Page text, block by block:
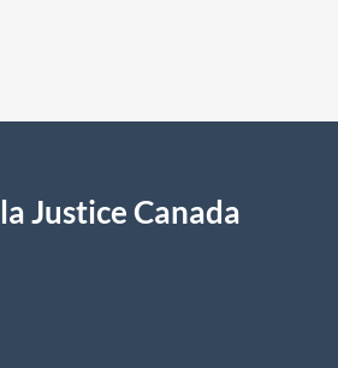
Justice Canada